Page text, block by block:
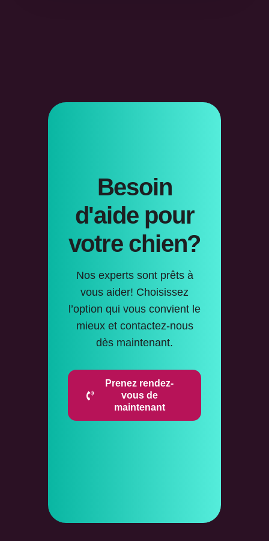
Besoin
d'aide pour
votre chien?
Nos experts sont prêts à
vous aider! Choisissez
l’option qui vous convient le
mieux et contactez-nous
dès maintenant.
Prenez rendez-
vous de
maintenant